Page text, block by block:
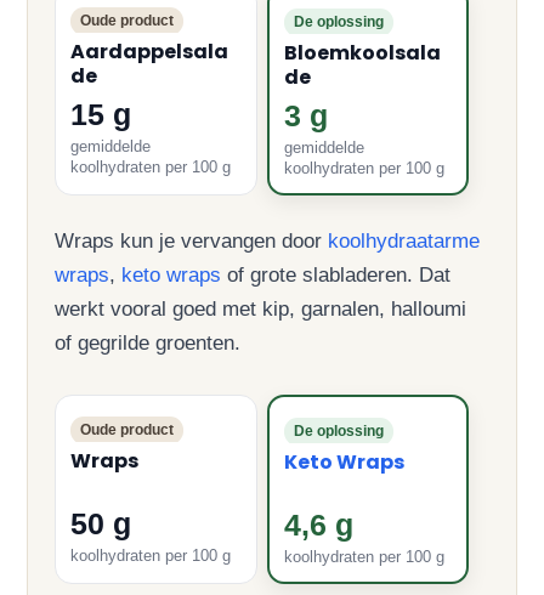
Oude product
Aardappelsala
de
15 g
gemiddelde
koolhydraten per 100 g
De oplossing
Bloemkoolsala
de
3 g
gemiddelde
koolhydraten per 100 g
Wraps kun je vervangen door koolhydraatarme
wraps, keto wraps of grote slabladeren. Dat
werkt vooral goed met kip, garnalen, halloumi
of gegrilde groenten.
Oude product
Wraps
50 g
koolhydraten per 100 g
De oplossing
Keto Wraps
4,6 g
koolhydraten per 100 g